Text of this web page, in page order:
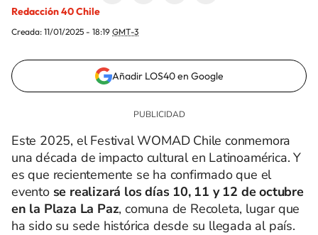
Redacción 40 Chile
Creada: 11/01/2025 - 18:19 GMT-3
Añadir LOS40 en Google
Este 2025, el Festival WOMAD Chile conmemora
una década de impacto cultural en Latinoamérica. Y
es que recientemente se ha confirmado que el
eventose realizará los días 10, 11 y 12 de octubre
en la Plaza La Paz, comuna de Recoleta, lugar que
ha sido su sede histórica desde su llegada al país.